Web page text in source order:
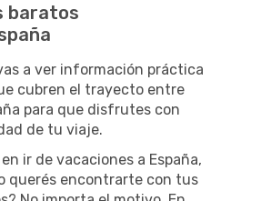
baratos
a ver información práctica
cubren el trayecto entre
para que disfrutes con
de tu viaje.
ir de vacaciones a España,
querés encontrarte con tus